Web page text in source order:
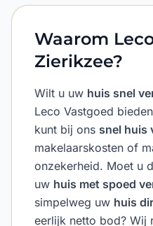
Waarom
Zierikzee?
Wilt u uw huis snel
Leco Vastgoed
kunt bij ons snel huis
makelaarskosten of
onzekerheid. Moet u
uw huis met spoed
simpelweg uw huis
eerlijk netto bod? Wij